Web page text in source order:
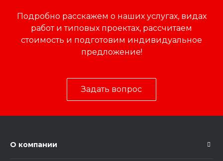
Подробно расскажем о наших услугах, видах
работ и типовых проектах, рассчитаем
стоимость и подготовим индивидуальное
предложение!
Задать вопрос
О компании